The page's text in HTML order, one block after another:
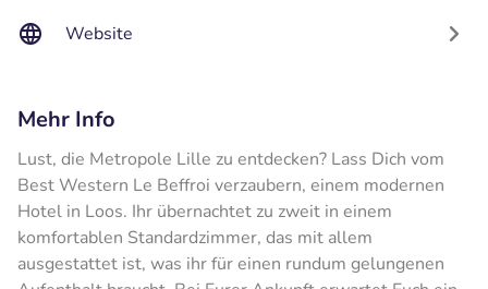
Website
Mehr Info
Lust, die Metropole Lille zu entdecken? Lass Dich vom
Best Western Le Beffroi verzaubern, einem modernen
Hotel in Loos. Ihr übernachtet zu zweit in einem
komfortablen Standardzimmer, das mit allem
ausgestattet ist, was ihr für einen rundum gelungenen